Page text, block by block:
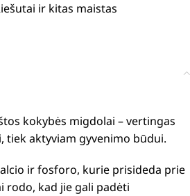
ir kitas maistas
kokybės migdolai – vertingas
tiek aktyviam gyvenimo būdui.
ir fosforo, kurie prisideda prie
rodo, kad jie gali padėti